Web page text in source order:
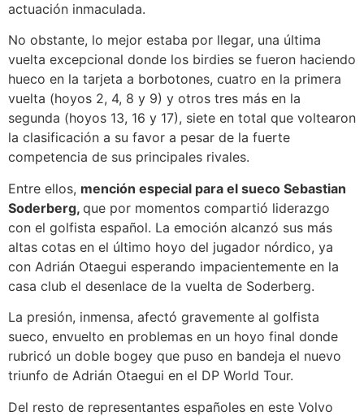
actuación inmaculada.
No obstante, lo mejor estaba por llegar, una última
vuelta excepcional donde los birdies se fueron haciendo
hueco en la tarjeta a borbotones, cuatro en la primera
vuelta (hoyos 2, 4, 8 y 9) y otros tres más en la
segunda (hoyos 13, 16 y 17), siete en total que voltearon
la clasificación a su favor a pesar de la fuerte
competencia de sus principales rivales.
Entre ellos, mención especial para el sueco Sebastian
Soderberg, que por momentos compartió liderazgo
con el golfista español. La emoción alcanzó sus más
altas cotas en el último hoyo del jugador nórdico, ya
con Adrián Otaegui esperando impacientemente en la
casa club el desenlace de la vuelta de Soderberg.
La presión, inmensa, afectó gravemente al golfista
sueco, envuelto en problemas en un hoyo final donde
rubricó un doble bogey que puso en bandeja el nuevo
triunfo de Adrián Otaegui en el DP World Tour.
Del resto de representantes españoles en este Volvo